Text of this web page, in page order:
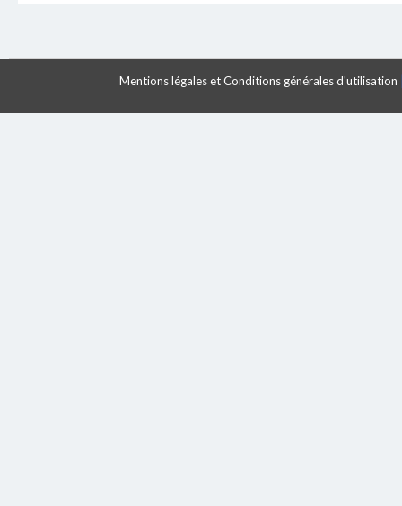
Mentions légales et Conditions générales d'utilisation